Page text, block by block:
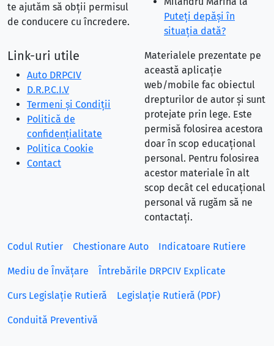
te ajutăm să obții permisul
de conducere cu încredere.
Puteţi depăşi în
situaţia dată?
Link-uri utile
Auto DRPCIV
D.R.P.C.I.V
Termeni și Condiții
Politică de
confidențialitate
Politica Cookie
Contact
Materialele prezentate pe
această aplicație
web/mobile fac obiectul
drepturilor de autor și sunt
protejate prin lege. Este
permisă folosirea acestora
doar în scop educațional
personal. Pentru folosirea
acestor materiale în alt
scop decât cel educațional
personal vă rugăm să ne
contactați.
Codul Rutier Chestionare Auto Indicatoare Rutiere
Mediu de Învățare Întrebările DRPCIV Explicate
Curs Legislație Rutieră Legislație Rutieră (PDF)
Conduită Preventivă